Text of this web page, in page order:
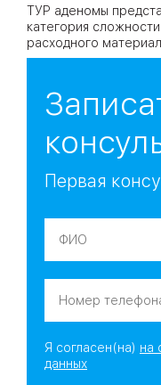
ТУР аденомы
категория
расходного
Первая
Я согласен(на) на
данных